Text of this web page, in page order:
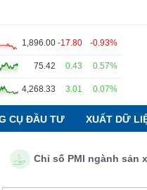
1,896.00 -17.80 -0.93%
75.42 0.43 0.57%
4,268.33 3.01 0.07%
CỤ ĐẦU TƯ XUẤT DỮ
Chỉ số PMI ngành sản
Dịch vụ